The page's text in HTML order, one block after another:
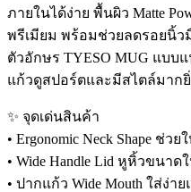
ภายในได้ง่าย พื้นผิว Matte
พรีเมียม พร้อมช่วยลดรอยนิ้
ตัวอักษร TYESO MUG แบบ
แก้วดูสปอร์ตและมีสไตล์มาก
✨ จุดเด่นสินค้า
• Ergonomic Neck Shape ช่
• Wide Handle Lid หูหิ้วขนา
• ปากแก้ว Wide Mouth ใส่ง่